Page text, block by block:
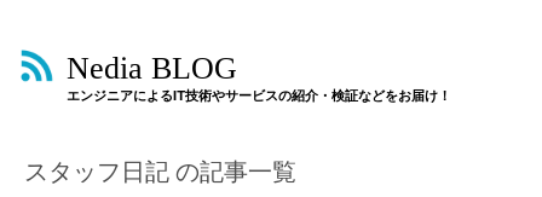
Nedia BLOG
エンジニアによるIT技術やサービスの紹介・検証などをお届け！
スタッフ日記 の記事一覧